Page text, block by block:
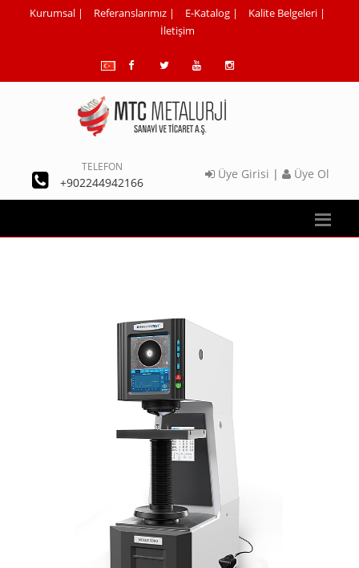
Kurumsal | Referanslarımız | E-Katalog | Kalite Belgeleri |
İletişim
TELEFON
+902244942166
Üye Girisi | Üye Ol